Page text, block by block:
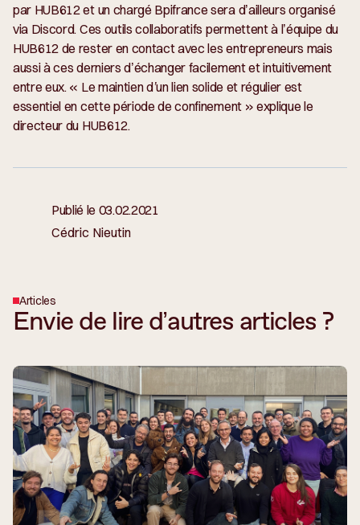
par HUB612 et un chargé Bpifrance sera d’ailleurs organisé
via Discord. Ces outils collaboratifs permettent à l’équipe du
HUB612 de rester en contact avec les entrepreneurs mais
aussi à ces derniers d’échanger facilement et intuitivement
entre eux. « Le maintien d’un lien solide et régulier est
essentiel en cette période de confinement» explique le
directeur du HUB612.
Publié le 03.02.2021
Cédric Nieutin
Articles
Envie de lire d’autres articles ?